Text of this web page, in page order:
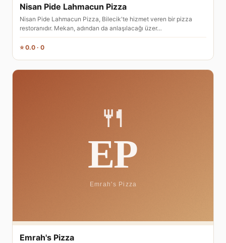
Nisan Pide Lahmacun Pizza
Nisan Pide Lahmacun Pizza, Bilecik'te hizmet veren bir pizza
restoranıdır. Mekan, adından da anlaşılacağı üzer…
⭐ 0.0 · 0
Emrah's Pizza